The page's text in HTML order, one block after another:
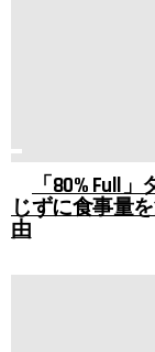
「80% Full
じずに食事量
由